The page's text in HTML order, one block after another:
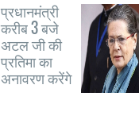
प्रधानमंत्री
करीब 3 बजे
अटल जी की
प्रतिमा का
अनावरण करेंगे